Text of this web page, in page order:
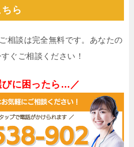
ら
相談は完全無料です。あなたの
ぐご相談ください！
びに困ったら…／